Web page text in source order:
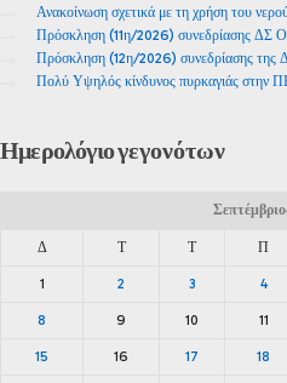
Ανακοίνωση σχετικά με τη χρήση του
Πρόσκληση (11η/2026) συνεδρίασης ΔΣ
Πρόσκληση (12η/2026) συνεδρίασης της
Πολύ Υψηλός κίνδυνος πυρκαγιάς στην
Ημερολόγιογεγονότων
Δ Τ Τ Π
1 2 3 4
8 9 10 11
15 16 17 18